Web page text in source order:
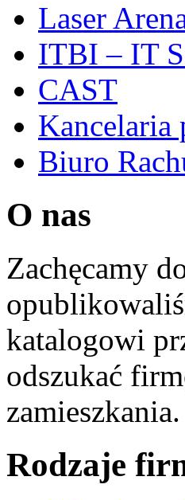
Laser
ITBI – IT
CAST
Kancelaria
Biuro
O nas
Zachęcamy
katalogowi
odszukać
zamieszkania.
Rodzaje